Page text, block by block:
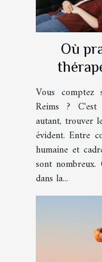
Où
Vous comptez
Reims ?
autant, trouver
évident. Entre
humaine et
sont
dans la...